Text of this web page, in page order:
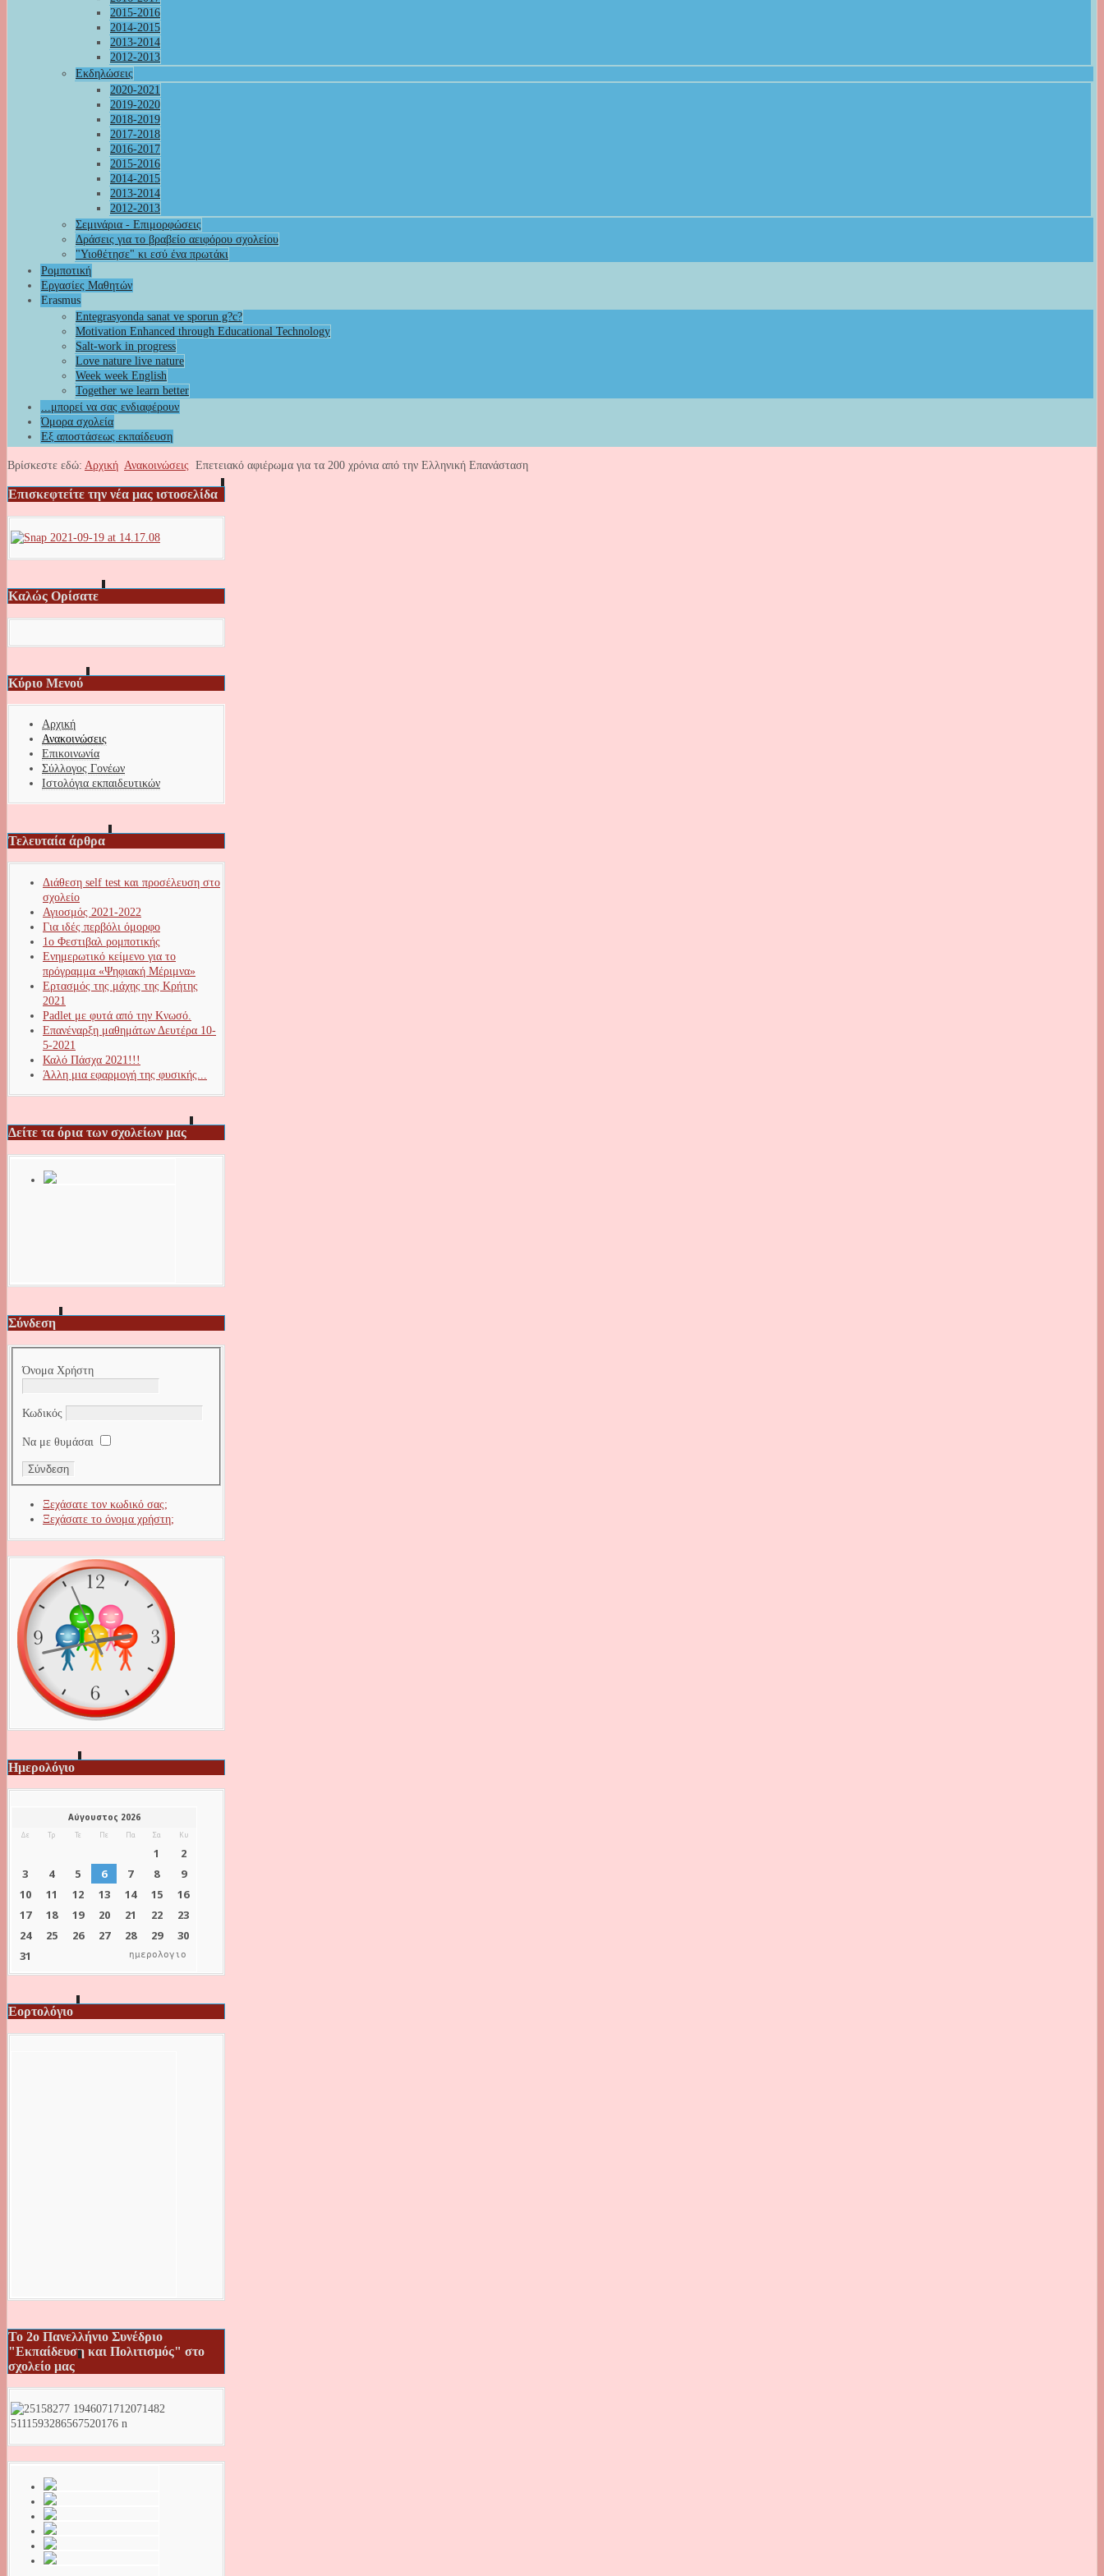
2015-2016
2014-2015
2013-2014
2012-2013
Εκδηλώσεις
2020-2021
2019-2020
2018-2019
2017-2018
2016-2017
2015-2016
2014-2015
2013-2014
2012-2013
Σεμινάρια - Επιμορφώσεις
Δράσεις για το βραβείο αειφόρου σχολείου
"Υιοθέτησε" κι εσύ ένα πρωτάκι
Ρομποτική
Εργασίες Μαθητών
Erasmus
Entegrasyonda sanat ve sporun g?c?
Motivation Enhanced through Educational Technology
Salt-work in progress
Love nature live nature
Week week English
Together we learn better
...μπορεί να σας ενδιαφέρουν
Όμορα σχολεία
Εξ αποστάσεως εκπαίδευση
Βρίσκεστε εδώ: Αρχική Ανακοινώσεις Επετειακό αφιέρωμα για τα 200 χρόνια από την Ελληνική Επανάσταση
Επισκεφτείτε την νέα μας ιστοσελίδα
Καλώς Ορίσατε
Κύριο Μενού
Αρχική
Ανακοινώσεις
Επικοινωνία
Σύλλογος Γονέων
Ιστολόγια εκπαιδευτικών
Τελευταία άρθρα
Διάθεση self test και προσέλευση στο
σχολείο
Αγιοσμός 2021-2022
Για ιδές περβόλι όμορφο
1ο Φεστιβαλ ρομποτικής
Ενημερωτικό κείμενο για το
πρόγραμμα «Ψηφιακή Μέριμνα»
Ερτασμός της μάχης της Κρήτης
2021
Padlet με φυτά από την Κνωσό.
Επανέναρξη μαθημάτων Δευτέρα 10-
5-2021
Καλό Πάσχα 2021!!!
Άλλη μια εφαρμογή της φυσικής...
Δείτε τα όρια των σχολείων μας
Σύνδεση
Όνομα Χρήστη
Κωδικός
Να με θυμάσαι
Ξεχάσατε τον κωδικό σας;
Ξεχάσατε το όνομα χρήστη;
Ημερολόγιο
ημερολογιο
Εορτολόγιο
Το 2ο Πανελλήνιο Συνέδριο
"Εκπαίδευση και Πολιτισμός" στο
σχολείο μας